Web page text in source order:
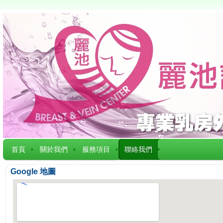
首頁 關於我們 服務項目 聯絡我們
Google 地圖